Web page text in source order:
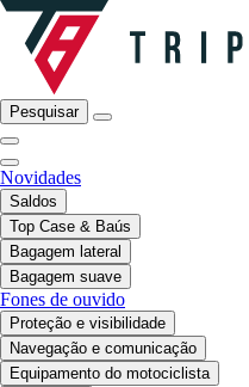
Pesquisar
Novidades
Saldos
Top Case & Baús
Bagagem lateral
Bagagem suave
Fones de ouvido
Proteção e visibilidade
Navegação e comunicação
Equipamento do motociclista